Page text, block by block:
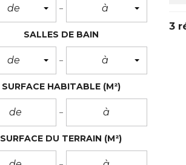
de à
SALLES DE BAIN
de à
SURFACE HABITABLE (M²)
SURFACE DU TERRAIN (M²)
3